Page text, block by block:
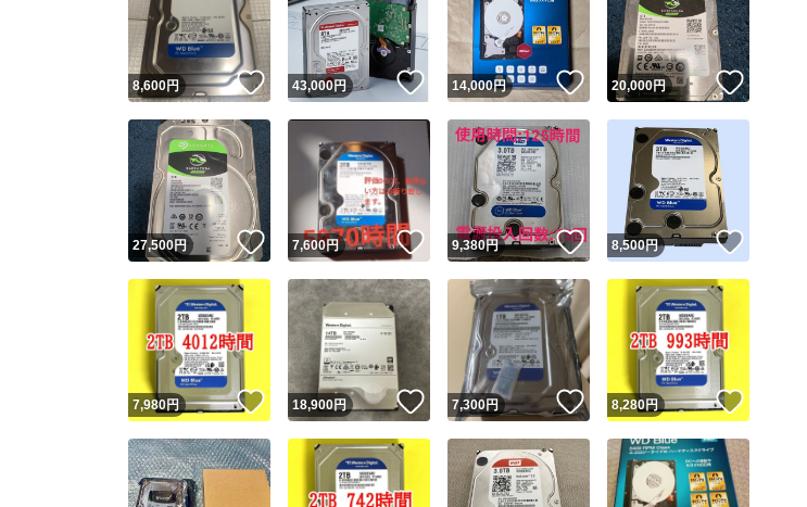
8,600円 いいね！
43,000円 いいね！
14,000円 いいね！
20,000円 いいね！
27,500円 いいね！
7,600円 いいね！
9,380円 いいね！
8,500円
7,980円 いいね！
18,900円 いいね！
7,300円 いいね！
8,280円